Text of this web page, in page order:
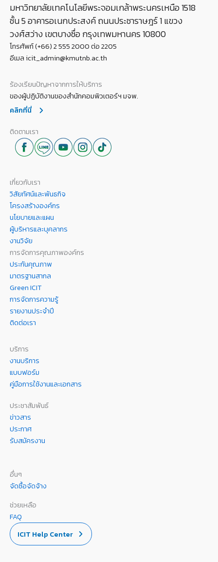
มหาวิทยาลัยเทคโนโลยีพระจอมเกล้าพระนครเหนือ 1518
ชั้น 5 อาคารอเนกประสงค์ ถนนประชาราษฎร์ 1 แขวง
วงศ์สว่าง เขตบางซื่อ กรุงเทพมหานคร 10800
โทรศัพท์ (+66) 2 555 2000 ต่อ 2205
อีเมล icit_admin@kmutnb.ac.th
ร้องเรียนปัญหาจากการให้บริการ
ของผู้ปฏิบัติงานของสำนักคอมพิวเตอร์ฯ มจพ.
คลิกที่นี่
ติดตามเรา
เกี่ยวกับเรา
วิสัยทัศน์และพันธกิจ
โครงสร้างองค์กร
นโยบายและแผน
ผู้บริหารและบุคลากร
งานวิจัย
การจัดการคุณภาพองค์กร
ประกันคุณภาพ
มาตรฐานสากล
Green ICIT
การจัดการความรู้
รายงานประจำปี
ติดต่อเรา
บริการ
งานบริการ
แบบฟอร์ม
คู่มือการใช้งานและเอกสาร
ประชาสัมพันธ์
ข่าวสาร
ประกาศ
รับสมัครงาน
อื่นๆ
จัดซื้อจัดจ้าง
ช่วยเหลือ
FAQ
ICIT Help Center